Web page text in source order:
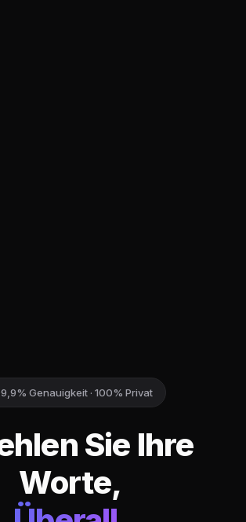
Genauigkeit · 100% Privat
Sie Ihre
Worte,